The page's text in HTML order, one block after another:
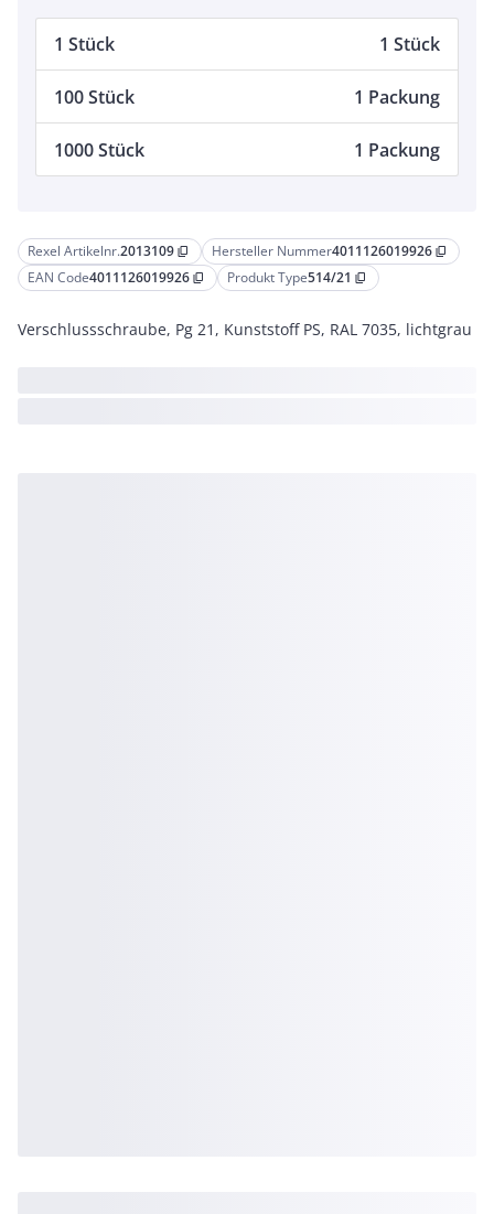
Rexel Artikelnr.2013109 content_copy Hersteller Nummer4011126019926 content_copy
EAN Code4011126019926 content_copy Produkt Type514/21 content_copy
Verschlussschraube, Pg 21, Kunststoff PS, RAL 7035, lichtgrau
1 Stück 1 Stück
100 Stück 1 Packung
1000 Stück 1 Packung